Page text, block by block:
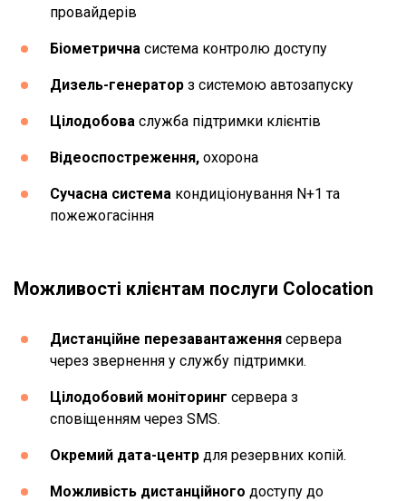
провайдерів
Біометрична система контролю доступу
Дизель-генератор з системою автозапуску
Цілодобова служба підтримки клієнтів
Відеоспостреження, охорона
Сучасна система кондиціонування N+1 та
пожежогасіння
Можливості клієнтам послуги Colocation
Дистанційне перезавантаження сервера
через звернення у службу підтримки.
Цілодобовий моніторинг сервера з
сповіщенням через SMS.
Окремий дата-центр для резервних копій.
Можливість дистанційного доступу до